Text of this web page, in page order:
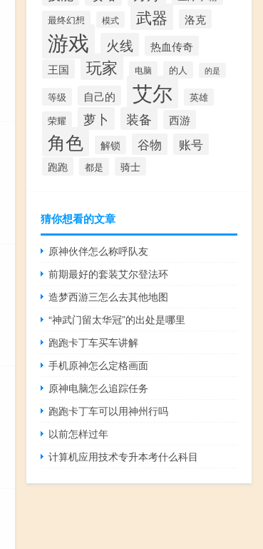
最终幻想 模式 武器 洛克
游戏 火线 热血传奇
王国 玩家 电脑 的人 的是
等级 自己的 艾尔 英雄
荣耀 萝卜 装备 西游
角色 解锁 谷物 账号
跑跑 都是 骑士
猜你想看的文章
原神伙伴怎么称呼队友
前期最好的套装艾尔登法环
造梦西游三怎么去其他地图
“神武门留太华冠”的出处是哪里
跑跑卡丁车买车讲解
手机原神怎么定格画面
原神电脑怎么追踪任务
跑跑卡丁车可以用神州行吗
以前怎样过年
计算机应用技术专升本考什么科目